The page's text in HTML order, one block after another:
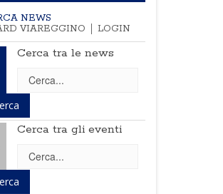
NEWS
VIAREGGINO
LOGIN
Cerca tra le news
Cerca tra gli eventi